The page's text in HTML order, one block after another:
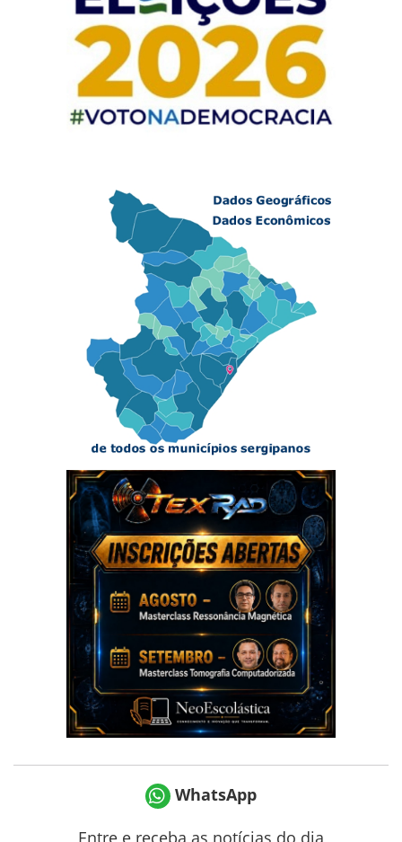
WhatsApp
Entre e receba as notícias do dia